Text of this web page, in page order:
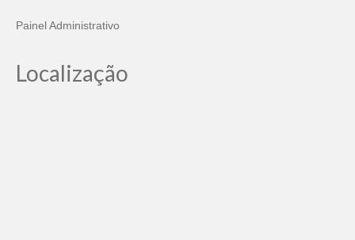
Painel Administrativo
Localização